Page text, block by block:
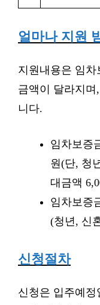
얼마나 지원
지원내용은 임차
금액이 달라지
니다.
임차보증
원(단, 청
대금액
임차보증
(청년, 신
신청절차
신청은 입주예정